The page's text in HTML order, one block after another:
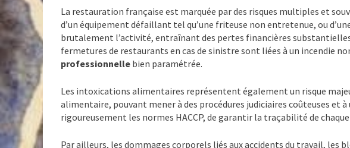
La restauration française est marquée par des risques multiples et
d’un équipement défaillant tel qu’une friteuse non entretenue, ou
brutalement l’activité, entraînant des pertes financières
fermetures de restaurants en cas de sinistre sont liées à un incendie
professionnelle bien paramétrée.
Les intoxications alimentaires représentent également un risque
alimentaire, pouvant mener à des procédures judiciaires coûteuses et
rigoureusement les normes HACCP, de garantir la traçabilité de
Par ailleurs, les dommages corporels liés aux accidents du travail, les